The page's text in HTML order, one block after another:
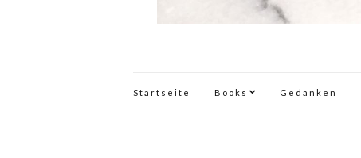
Startseite Books Gedanken